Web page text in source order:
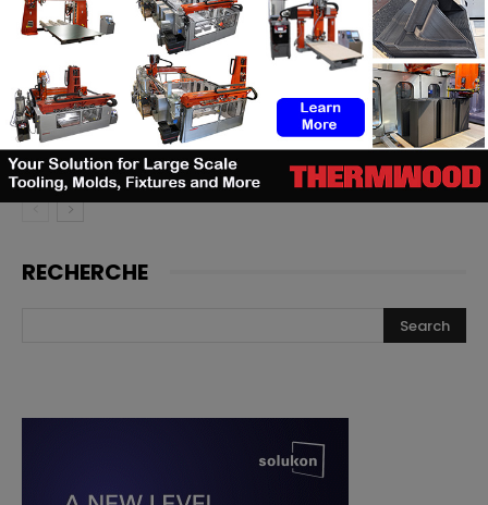
lancer, et quand les utilisateurs
doivent investir
Cavan Sullivan inaugure les
toutes premières chaussures de
football adidas imprimées en 3D
RECHERCHE